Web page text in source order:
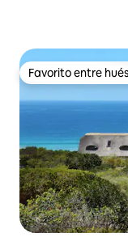
Favorito entre
Favorito entre